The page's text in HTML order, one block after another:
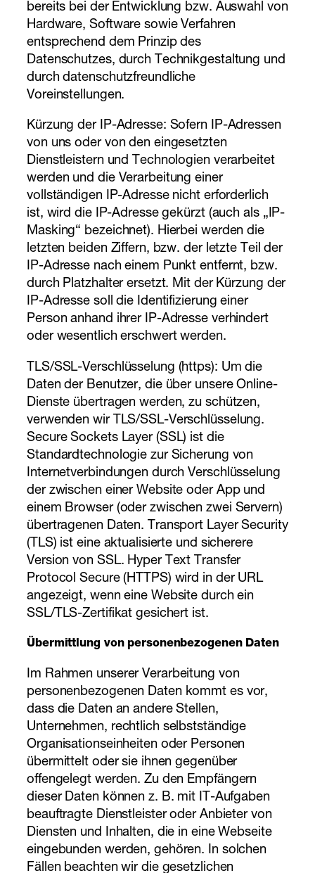
bereits bei der Entwicklung bzw. Auswahl von
Hardware, Software sowie Verfahren
entsprechend dem Prinzip des
Datenschutzes, durch Technikgestaltung und
durch datenschutzfreundliche
Voreinstellungen.
Kürzung der IP-Adresse: Sofern IP-Adressen
von uns oder von den eingesetzten
Dienstleistern und Technologien verarbeitet
werden und die Verarbeitung einer
vollständigen IP-Adresse nicht erforderlich
ist, wird die IP-Adresse gekürzt (auch als „IP-
Masking“ bezeichnet). Hierbei werden die
letzten beiden Ziffern, bzw. der letzte Teil der
IP-Adresse nach einem Punkt entfernt, bzw.
durch Platzhalter ersetzt. Mit der Kürzung der
IP-Adresse soll die Identifizierung einer
Person anhand ihrer IP-Adresse verhindert
oder wesentlich erschwert werden.
TLS/SSL-Verschlüsselung (https): Um die
Daten der Benutzer, die über unsere Online-
Dienste übertragen werden, zu schützen,
verwenden wir TLS/SSL-Verschlüsselung.
Secure Sockets Layer (SSL) ist die
Standardtechnologie zur Sicherung von
Internetverbindungen durch Verschlüsselung
der zwischen einer Website oder App und
einem Browser (oder zwischen zwei Servern)
übertragenen Daten. Transport Layer Security
(TLS) ist eine aktualisierte und sicherere
Version von SSL. Hyper Text Transfer
Protocol Secure (HTTPS) wird in der URL
angezeigt, wenn eine Website durch ein
SSL/TLS-Zertifikat gesichert ist.
Übermittlung von personenbezogenen Daten
Im Rahmen unserer Verarbeitung von
personenbezogenen Daten kommt es vor,
dass die Daten an andere Stellen,
Unternehmen, rechtlich selbstständige
Organisationseinheiten oder Personen
übermittelt oder sie ihnen gegenüber
offengelegt werden. Zu den Empfängern
dieser Daten können z. B. mit IT-Aufgaben
beauftragte Dienstleister oder Anbieter von
Diensten und Inhalten, die in eine Webseite
eingebunden werden, gehören. In solchen
Fällen beachten wir die gesetzlichen